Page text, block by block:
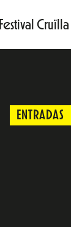
Festival Cruïlla
ENTRADAS